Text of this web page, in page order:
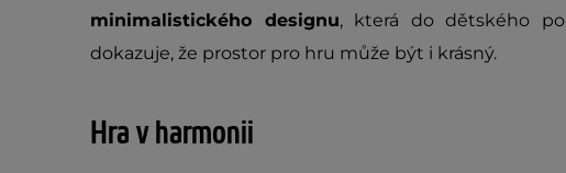
minimalistického designu, která do dětského
dokazuje, že prostor pro hru může být i krásný.
Hra v harmonii